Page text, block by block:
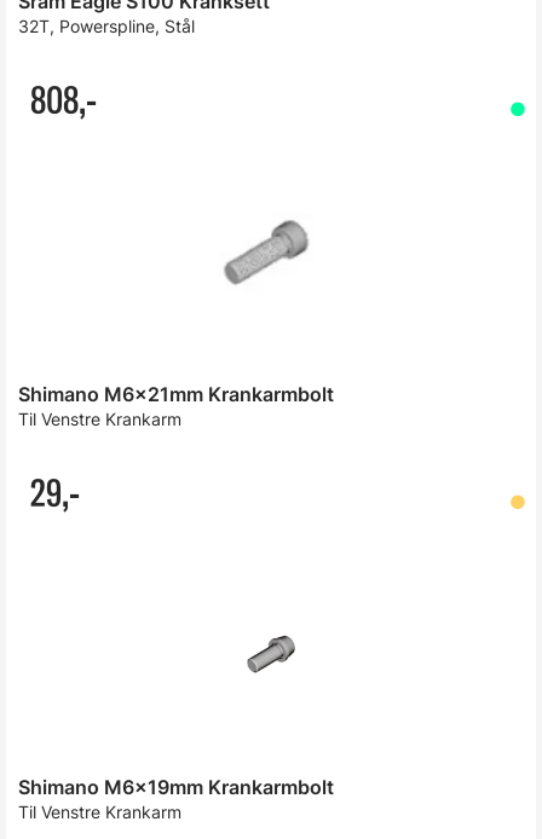
32T, Powerspline, Stål
808,-
Shimano M6x21mm Krankarmbolt
Til Venstre Krankarm
29,-
Shimano M6x19mm Krankarmbolt
Til Venstre Krankarm